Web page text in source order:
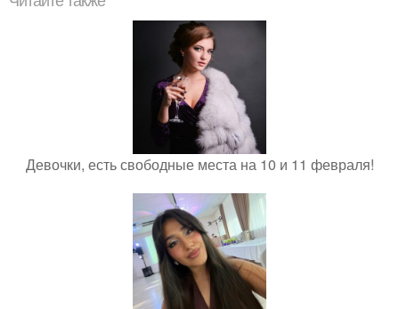
Девочки, есть свободные места на 10 и 11 февраля!